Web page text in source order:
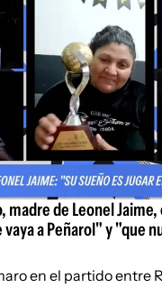
madre de Leonel
a Peñarol" y "que